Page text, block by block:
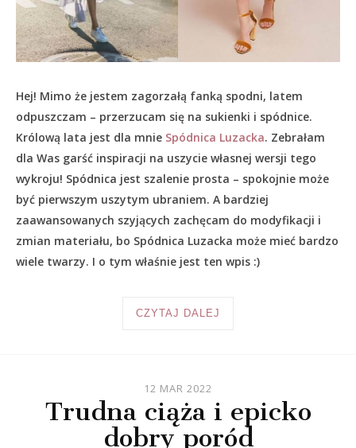
Hej! Mimo że jestem zagorzałą fanką spodni, latem
odpuszczam – przerzucam się na sukienki i spódnice.
Królową lata jest dla mnie Spódnica Luzacka. Zebrałam
dla Was garść inspiracji na uszycie własnej wersji tego
wykroju! Spódnica jest szalenie prosta – spokojnie może
być pierwszym uszytym ubraniem. A bardziej
zaawansowanych szyjących zachęcam do modyfikacji i
zmian materiału, bo Spódnica Luzacka może mieć bardzo
wiele twarzy. I o tym właśnie jest ten wpis :)
CZYTAJ DALEJ
12 MAR 2022
Trudna ciąża i epicko
dobry poród